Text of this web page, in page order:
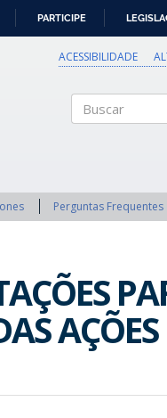
PARTICIPE
ACESSIBILIDADE
Perguntas Frequentes
AÇÕES